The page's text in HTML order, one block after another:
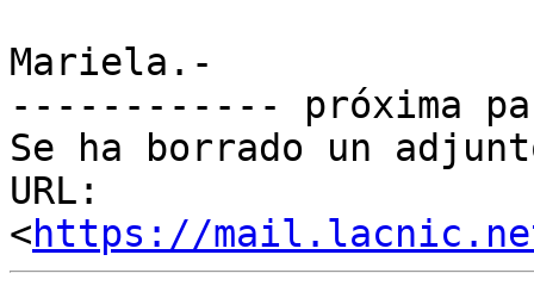
Mariela.-
------------ próxima
Se ha borrado un
URL:
<https://mail.lacnic.net/